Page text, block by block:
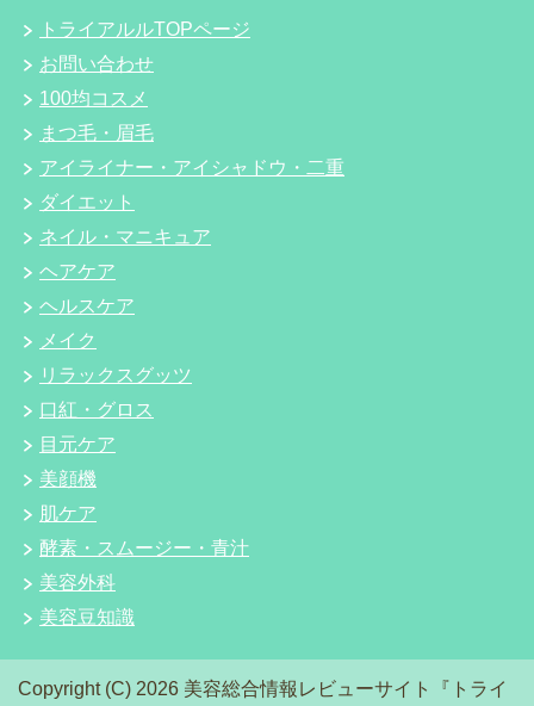
トライアルルTOPページ
お問い合わせ
100均コスメ
まつ毛・眉毛
アイライナー・アイシャドウ・二重
ダイエット
ネイル・マニキュア
ヘアケア
ヘルスケア
メイク
リラックスグッツ
口紅・グロス
目元ケア
美顔機
肌ケア
酵素・スムージー・青汁
美容外科
美容豆知識
Copyright (C) 2026 美容総合情報レビューサイト『トライ